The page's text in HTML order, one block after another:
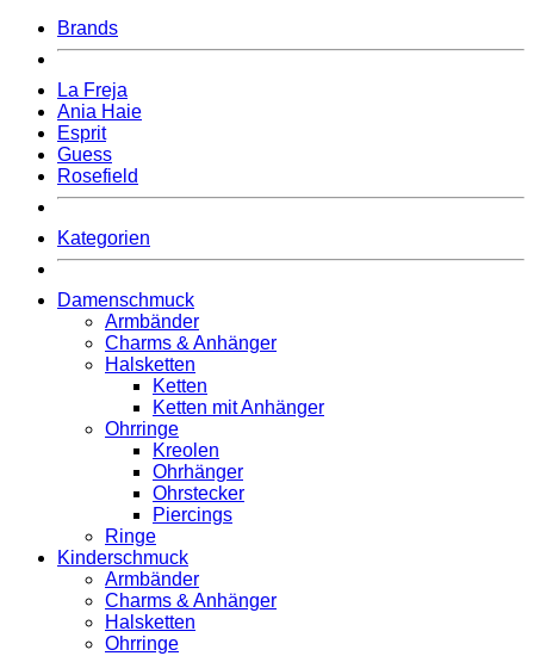
Brands
La Freja
Ania Haie
Esprit
Guess
Rosefield
Kategorien
Damenschmuck
Armbänder
Charms & Anhänger
Halsketten
Ketten
Ketten mit Anhänger
Ohrringe
Kreolen
Ohrhänger
Ohrstecker
Piercings
Ringe
Kinderschmuck
Armbänder
Charms & Anhänger
Halsketten
Ohrringe